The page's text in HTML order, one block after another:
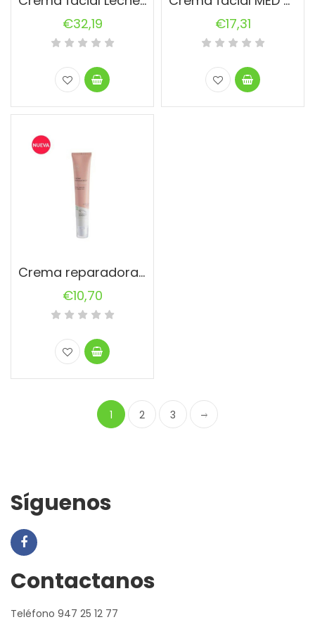
€32,19
€17,31
Crema reparadora alga cicosa
€10,70
1 2 3
Síguenos
Contactanos
Teléfono 947 25 12 77